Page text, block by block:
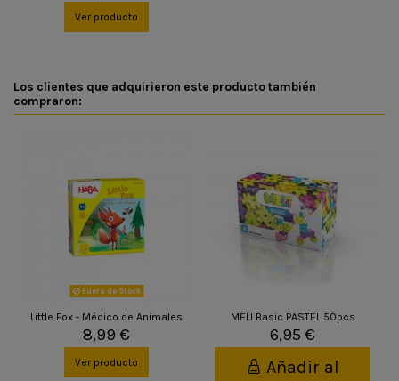
Ver producto
Los clientes que adquirieron este producto también
compraron:
Fuera de Stock
Little Fox - Médico de Animales
8,99 €
Ver producto
MELI Basic PASTEL 50pcs
6,95 €
Añadir al